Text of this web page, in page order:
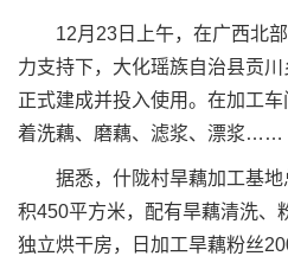
12月23日上午，在广西北部
力支持下，大化瑶族自治县贡
正式建成并投入使用。在加工
着洗藕、磨藕、滤浆、漂浆……
据悉，什陇村旱藕加工基地
积450平方米，配有旱藕清洗、
独立烘干房，日加工旱藕粉丝